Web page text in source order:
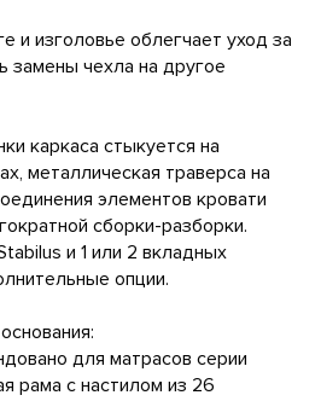
и изголовье облегчает уход за
замены чехла на другое
каркаса стыкуется на
металлическая траверса на
элементов кровати
сборки-разборки.
и 1 или 2 вкладных
опции.
для матрасов серии
рама с настилом из 26